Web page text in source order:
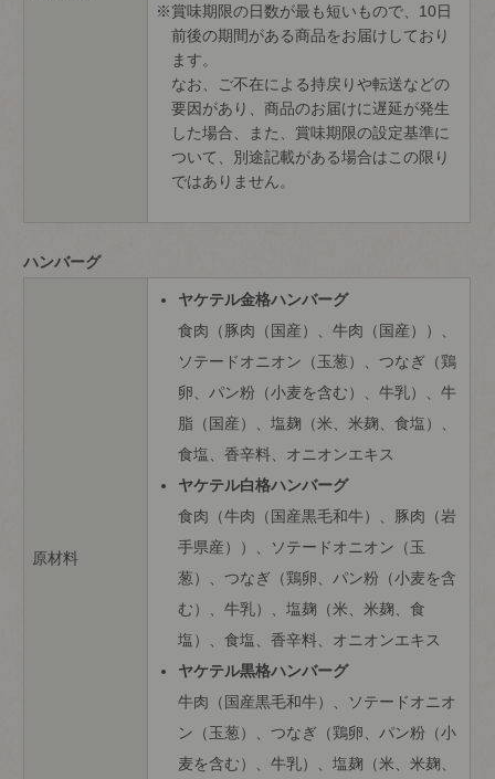
賞味期限の日数が最も短いもので、10日
前後の期間がある商品をお届けしており
ます。
なお、ご不在による持戻りや転送などの
要因があり、商品のお届けに遅延が発生
した場合、また、賞味期限の設定基準に
ついて、別途記載がある場合はこの限り
ではありません。
ハンバーグ
原材料
ヤケテル金格ハンバーグ
食肉（豚肉（国産）、牛肉（国産））、
ソテードオニオン（玉葱）、つなぎ（鶏
卵、パン粉（小麦を含む）、牛乳）、牛
脂（国産）、塩麹（米、米麹、食塩）、
食塩、香辛料、オニオンエキス
ヤケテル白格ハンバーグ
食肉（牛肉（国産黒毛和牛）、豚肉（岩
手県産））、ソテードオニオン（玉
葱）、つなぎ（鶏卵、パン粉（小麦を含
む）、牛乳）、塩麹（米、米麹、食
塩）、食塩、香辛料、オニオンエキス
ヤケテル黒格ハンバーグ
牛肉（国産黒毛和牛）、ソテードオニオ
ン（玉葱）、つなぎ（鶏卵、パン粉（小
麦を含む）、牛乳）、塩麹（米、米麹、